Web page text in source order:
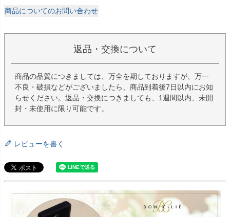
商品についてのお問い合わせ
返品・交換について
商品の品質につきましては、万全を期しておりますが、万一
不良・破損などがございましたら、商品到着後7日以内にお知
らせください。返品・交換につきましても、1週間以内、未開
封・未使用に限り可能です。
レビューを書く